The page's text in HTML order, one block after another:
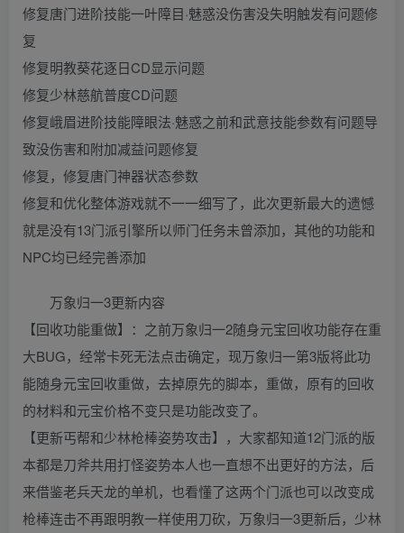
修复唐门进阶技能一叶障目·魅惑没伤害没失明触发有问题修
复
修复明教葵花逐日CD显示问题
修复少林慈航普度CD问题
修复峨眉进阶技能障眼法·魅惑之前和武意技能参数有问题导
致没伤害和附加减益问题修复
修复，修复唐门神器状态参数
修复和优化整体游戏就不一一细写了，此次更新最大的遗憾
就是没有13门派引擎所以师门任务未曾添加，其他的功能和
NPC均已经完善添加
万象归一3更新内容
【回收功能重做】：之前万象归一2随身元宝回收功能存在重
大BUG，经常卡死无法点击确定，现万象归一第3版将此功
能随身元宝回收重做，去掉原先的脚本，重做，原有的回收
的材料和元宝价格不变只是功能改变了。
【更新丐帮和少林枪棒姿势攻击】，大家都知道12门派的版
本都是刀斧共用打怪姿势本人也一直想不出更好的方法，后
来借鉴老兵天龙的单机，也看懂了这两个门派也可以改变成
枪棒连击不再跟明教一样使用刀砍，万象归一3更新后，少林